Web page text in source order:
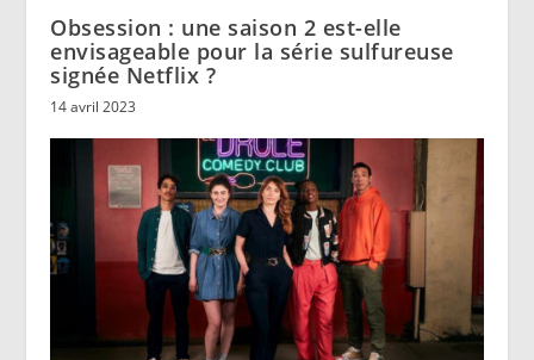
Obsession : une saison 2 est-elle
envisageable pour la série sulfureuse
signée Netflix ?
14 avril 2023